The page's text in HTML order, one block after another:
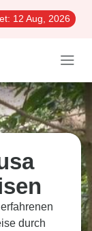
12 Aug, 2026
durch